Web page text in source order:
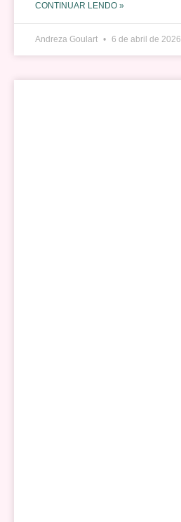
CONTINUAR LENDO »
Andreza Goulart 6 de abril de 2026